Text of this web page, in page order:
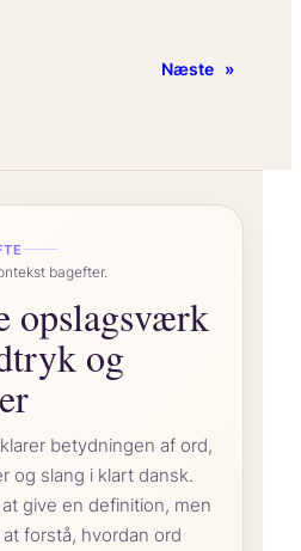
Næste »
“
bagefter.
opslagsværk
og
betydningen af ord,
og slang i klart dansk.
give en definition, men
forstå, hvordan ord